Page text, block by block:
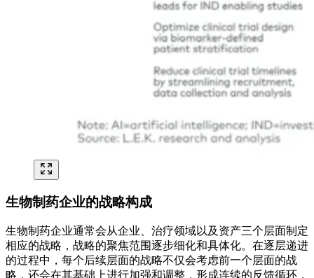
生物制药企业的战略构成
生物制药企业通常会从企业、治疗领域以及资产三个层面制定
相应的战略，战略的聚焦范围逐步细化和具体化。在逐层递进
的过程中，每个后续层面的战略不仅会考虑前一个层面的战
略，还会在其基础上进行加强和调整，形成连续的反馈循环，